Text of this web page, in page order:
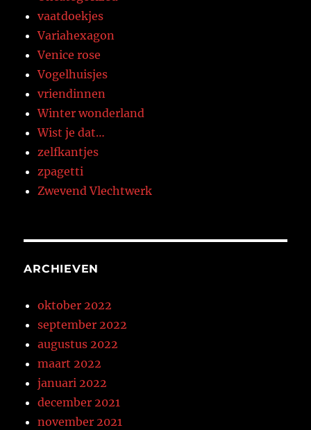
vaatdoekjes
Variahexagon
Venice rose
Vogelhuisjes
vriendinnen
Winter wonderland
Wist je dat…
zelfkantjes
zpagetti
Zwevend Vlechtwerk
ARCHIEVEN
oktober 2022
september 2022
augustus 2022
maart 2022
januari 2022
december 2021
november 2021